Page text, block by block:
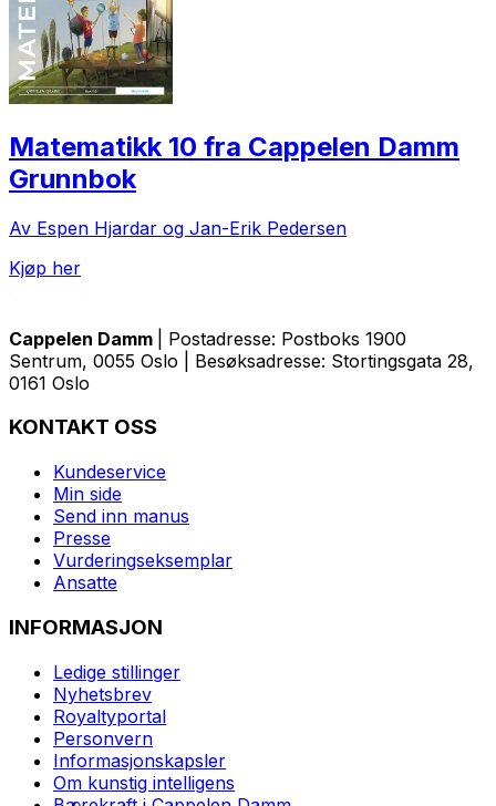
Matematikk 10 fra Cappelen Damm
Grunnbok
Av Espen Hjardar og Jan-Erik Pedersen
Kjøp her
Cappelen Damm
| Postadresse: Postboks 1900
Sentrum, 0055 Oslo | Besøksadresse: Stortingsgata 28,
0161 Oslo
KONTAKT OSS
Kundeservice
Min side
Send inn manus
Presse
Vurderingseksemplar
Ansatte
INFORMASJON
Ledige stillinger
Nyhetsbrev
Royaltyportal
Personvern
Informasjonskapsler
Om kunstig intelligens